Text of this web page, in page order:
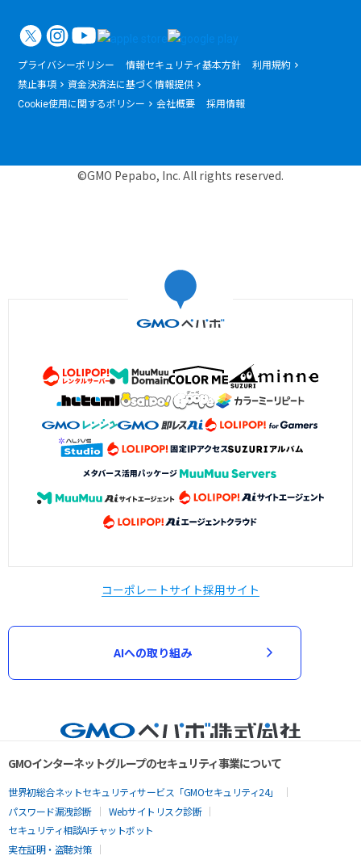
プライバシーポリシー 情報セキュリティ基本方針
利用規約
禁止事項
資金決済法に基づく情報提供
Cookie使用に関するポリシー
会社概要 採用情報
©GMO Pepabo, Inc. All rights reserved.
コーポレートサイト採用サイト
AIへの取り組み
GMOインターネットグループのセキュリティ事業について
世界初総合ネットセキュリティサービス「GMOセキュリティ24」
パスワード漏洩診断
Webサイトリスク診断
セキュリティ相談AIチャットボット
実在証明・盗聴対策